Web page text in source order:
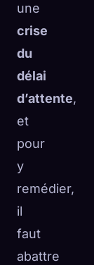
une
crise
du
délai
d’attente,
et
pour
y
remédier,
il
faut
abattre